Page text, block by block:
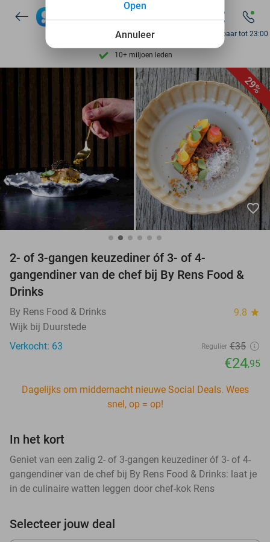
Ontdek 15.000+ deals
7 dagen per week beschikbaar
10+ miljoen leden
9,4 op basis van 205.945 reviews
Ontdek 15.000+ deals
7 dagen per week beschikbaar
10+ miljoen leden
Bereikbaar tot 23:00
29%
favorite_border
2- of 3-gangen keuzediner óf 3- of 4-
gangendiner van de chef bij By Rens Food &
Drinks
By Rens Food & Drinks 9.8 star
Wijk bij Duurstede
Verkocht: 63
Regulier €35
€24,95
Dagelijks om middernacht nieuwe Social Deals. Wees
snel, op = op!
In het kort
Geniet van een zalig 2- of 3-gangen keuzediner óf 3- of 4-
gangendiner van de chef bij By Rens Food & Drinks: laat je
in de culinaire watten leggen door chef-kok Rens
Selecteer jouw deal
Annuleer
Open